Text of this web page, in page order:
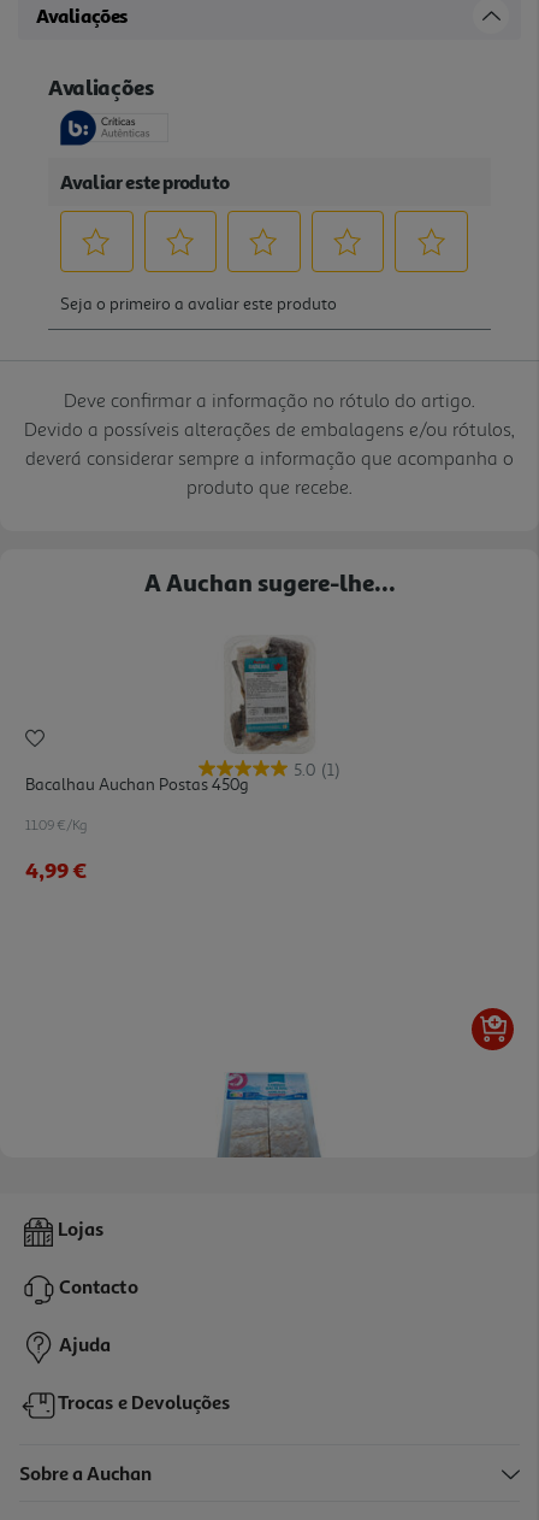
Avaliações
Deve confirmar a informação no rótulo do artigo.
Devido a possíveis alterações de embalagens e/ou rótulos,
deverá considerar sempre a informação que acompanha o
produto que recebe.
A Auchan sugere-lhe...
5.0 (1)
Bacalhau Auchan Postas 450g
11.09 €/Kg
4,99 €
Lombos De Bacalhau Da Noruega Msc Auchan 600 Gr
19,99 €
Lojas
Contacto
Ajuda
Trocas e Devoluções
Sobre a Auchan